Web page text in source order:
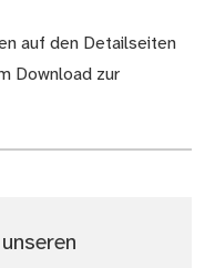
auf den Detailseiten
Download zur